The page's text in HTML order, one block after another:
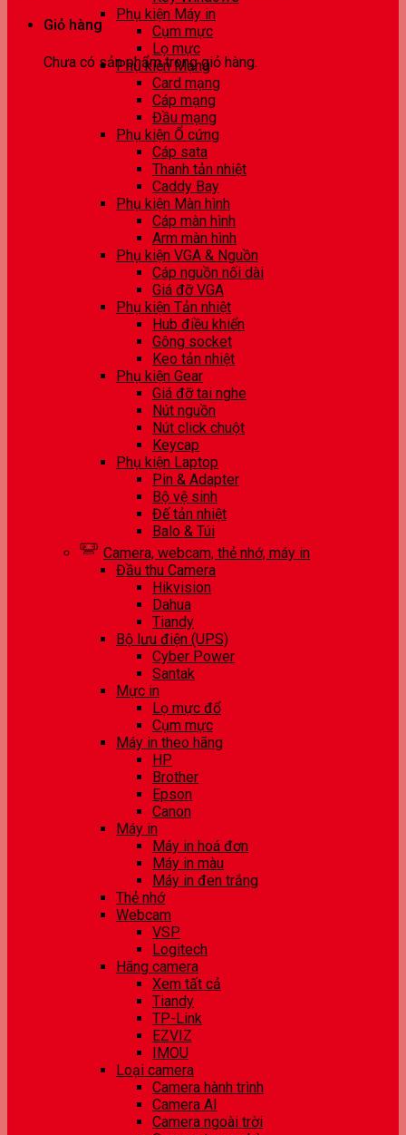
Giỏ hàng
Chưa có sản phẩm trong giỏ hàng.
Phụ kiện Máy in
Cụm mực
Lọ mực
Phụ kiện Mạng
Card mạng
Cáp mạng
Đầu mạng
Phụ kiện Ổ cứng
Cáp sata
Thanh tản nhiệt
Caddy Bay
Phụ kiện Màn hình
Cáp màn hình
Arm màn hình
Phụ kiện VGA & Nguồn
Cáp nguồn nối dài
Giá đỡ VGA
Phụ kiện Tản nhiệt
Hub điều khiển
Gông socket
Keo tản nhiệt
Phụ kiện Gear
Giá đỡ tai nghe
Nút nguồn
Nút click chuột
Keycap
Phụ kiện Laptop
Pin & Adapter
Bộ vệ sinh
Đế tản nhiệt
Balo & Túi
Camera, webcam, thẻ nhớ, máy in
Đầu thu Camera
Hikvision
Dahua
Tiandy
Bộ lưu điện (UPS)
Cyber Power
Santak
Mực in
Lọ mực đổ
Cụm mực
Máy in theo hãng
HP
Brother
Epson
Canon
Máy in
Máy in hoá đơn
Máy in màu
Máy in đen trắng
Thẻ nhớ
Webcam
VSP
Logitech
Hãng camera
Xem tất cả
Tiandy
TP-Link
EZVIZ
IMOU
Loại camera
Camera hành trình
Camera AI
Camera ngoài trời